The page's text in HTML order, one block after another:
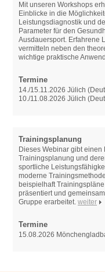
Mit unseren Workshops
Einblicke in die
Leistungsdiagnostik und
Parameter für den
Ausdauersport. Erfahrene
vermitteln neben den
wichtige praktische
Termine
14./15.11.2026 Jülich
10./11.08.2026 Jülich
Trainingsplanung
Dieses Webinar gibt
Trainingsplanung und
sportliche
moderne
beispielhaft
präsentiert und
Gruppe erarbeitet. weiter
Termine
15.08.2026